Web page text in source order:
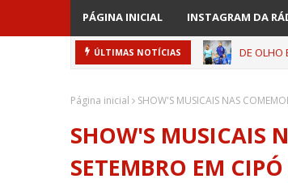
PÁGINA INICIAL INSTAGRAM DA
ÚLTIMAS NOTÍCIAS DE OLHO
Página inicial SHOW'S MUSICAIS NAS
SHOW'S MUSICAIS
SETEMBRO EM